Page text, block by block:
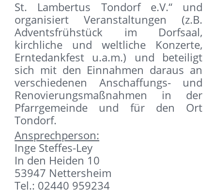
St. Lambertus Tondorf e.V.“ und
organisiert Veranstaltungen (z.B.
Adventsfrühstück im Dorfsaal,
kirchliche und weltliche Konzerte,
Erntedankfest u.a.m.) und beteiligt
sich mit den Einnahmen daraus an
verschiedenen Anschaffungs- und
Renovierungsmaßnahmen in der
Pfarrgemeinde und für den Ort
Tondorf.
Ansprechperson:
Inge Steffes-Ley
In den Heiden 10
53947 Nettersheim
Tel.: 02440 959234